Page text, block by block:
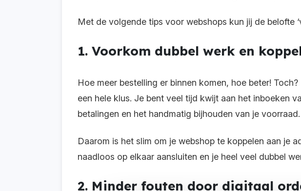
Met de volgende tips voor webshops kun jij de belofte
1. Voorkom dubbel werk en
Hoe meer bestelling er binnen komen, hoe beter!
een hele klus. Je bent veel tijd kwijt aan het inboeken
betalingen en het handmatig bijhouden van je
Daarom is het slim om je webshop te koppelen aan je
naadloos op elkaar aansluiten en je heel veel dubbel
2. Minder fouten door digitaal